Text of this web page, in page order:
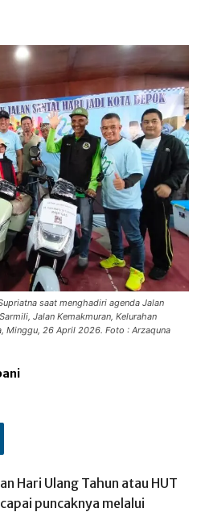
saat menghadiri agenda Jalan
Jalan Kemakmuran, Kelurahan
Minggu, 26 April 2026. Foto : Arzaquna
Hari Ulang Tahun atau HUT
puncaknya melalui